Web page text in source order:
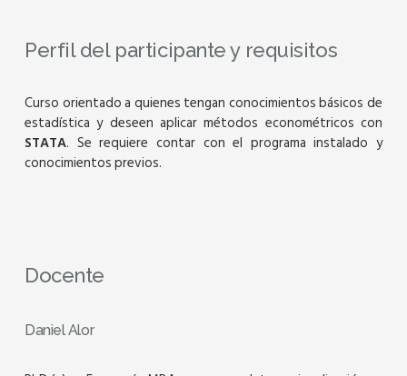
Perfil del participante y requisitos
Curso orientado a quienes tengan conocimientos básicos de
estadística y deseen aplicar métodos econométricos con
STATA. Se requiere contar con el programa instalado y
conocimientos previos.
Docente
Daniel Alor